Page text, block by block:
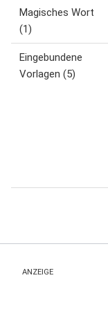
Magisches Wort
(1)
Eingebundene
Vorlagen (5)
ANZEIGE